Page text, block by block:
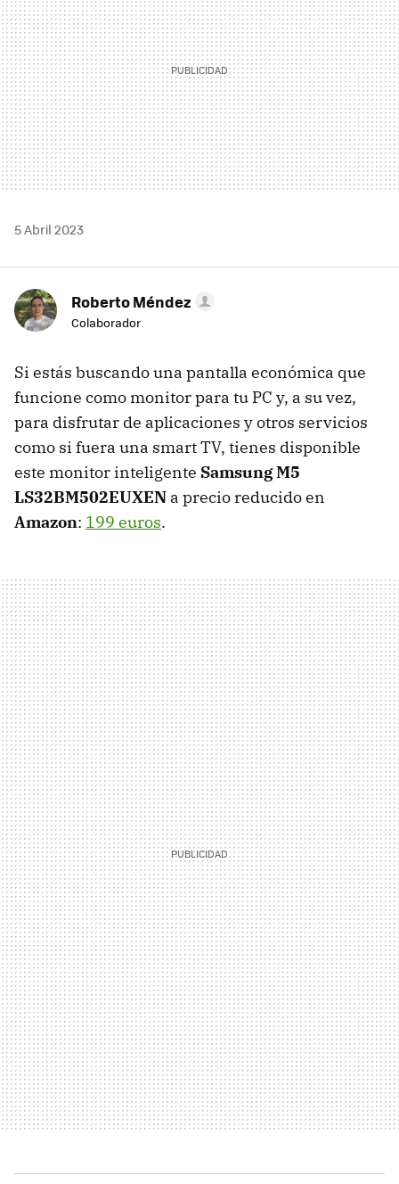
5 Abril 2023
Roberto Méndez
Colaborador
Si estás buscando una pantalla económica que
funcione como monitor para tu PC y, a su vez,
para disfrutar de aplicaciones y otros servicios
como si fuera una smart TV, tienes disponible
este monitor inteligente Samsung M5
LS32BM502EUXEN a precio reducido en
Amazon: 199 euros.